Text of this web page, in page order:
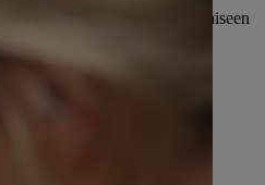
kokonaisvaltaiseen
hyödyksi.